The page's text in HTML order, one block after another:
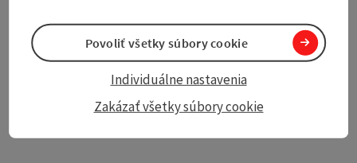
powered by
Zakázať všetky súbory cookie
Individuálne nastavenia
Povoliť všetky súbory cookie